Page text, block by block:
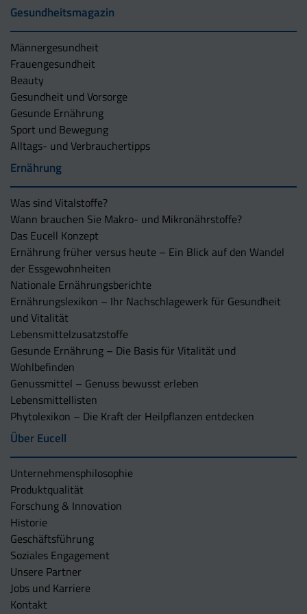
Gesundheitsmagazin
Männergesundheit
Frauengesundheit
Beauty
Gesundheit und Vorsorge
Gesunde Ernährung
Sport und Bewegung
Alltags- und Verbrauchertipps
Ernährung
Was sind Vitalstoffe?
Wann brauchen Sie Makro- und Mikronährstoffe?
Das Eucell Konzept
Ernährung früher versus heute – Ein Blick auf den Wandel
der Essgewohnheiten
Nationale Ernährungsberichte
Ernährungslexikon – Ihr Nachschlagewerk für Gesundheit
und Vitalität
Lebensmittelzusatzstoffe
Gesunde Ernährung – Die Basis für Vitalität und
Wohlbefinden
Genussmittel – Genuss bewusst erleben
Lebensmittellisten
Phytolexikon – Die Kraft der Heilpflanzen entdecken
Über Eucell
Unternehmens­philosophie
Produktqualität
Forschung & Innovation
Historie
Geschäftsführung
Soziales Engagement
Unsere Partner
Jobs und Karriere
Kontakt